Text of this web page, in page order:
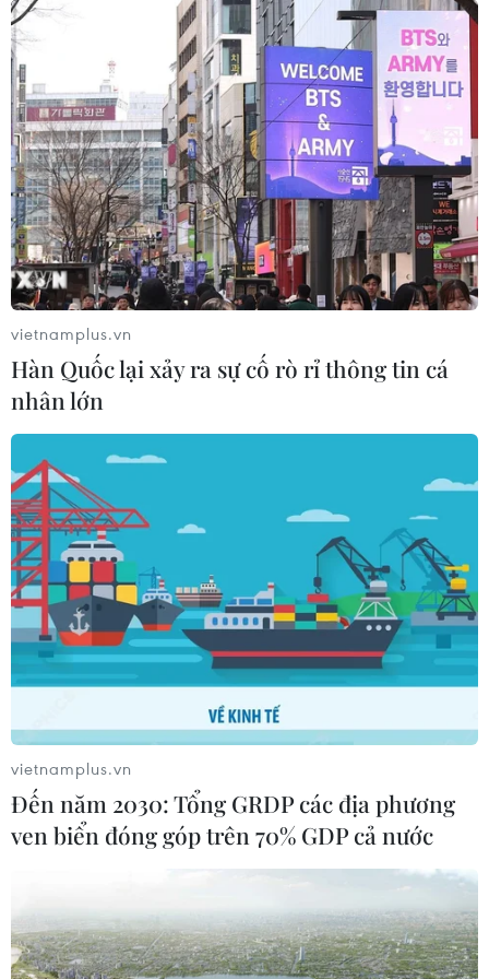
Tiền vệ Tuấn Anh được hỗ trợ tối đa để
điều trị chấn thương
19/11/2016 04:44
Tổng thư ký Liên đoàn bóng đá Việt Nam (VFF) cam kết
VFF sẽ phối hợp với ban lãnh đạo Yokohama FC (Nhật
Bản) để tìm ra phương án tối ưu nhất điều trị chấn
thương cho tiền vệ Tuấn Anh.
vietnamplus.vn
Hàn Quốc lại xảy ra sự cố rò rỉ thông tin cá
nhân lớn
vietnamplus.vn
Đến năm 2030: Tổng GRDP các địa phương
ven biển đóng góp trên 70% GDP cả nước